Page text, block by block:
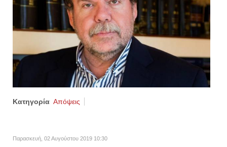
Κατηγορία Απόψεις
Παρασκευή, 02 Αυγούστου 2019 10:30